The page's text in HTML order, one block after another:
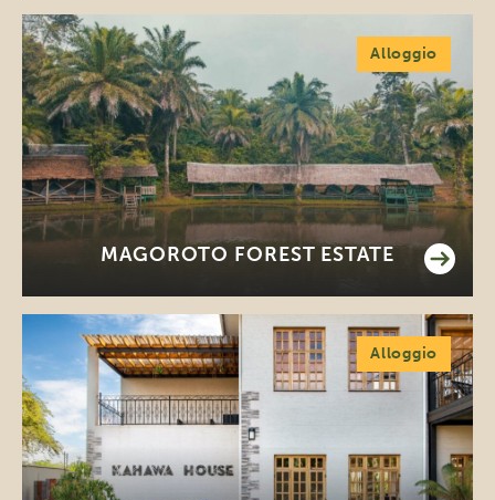
Alloggio
MAGOROTO FOREST ESTATE
Alloggio